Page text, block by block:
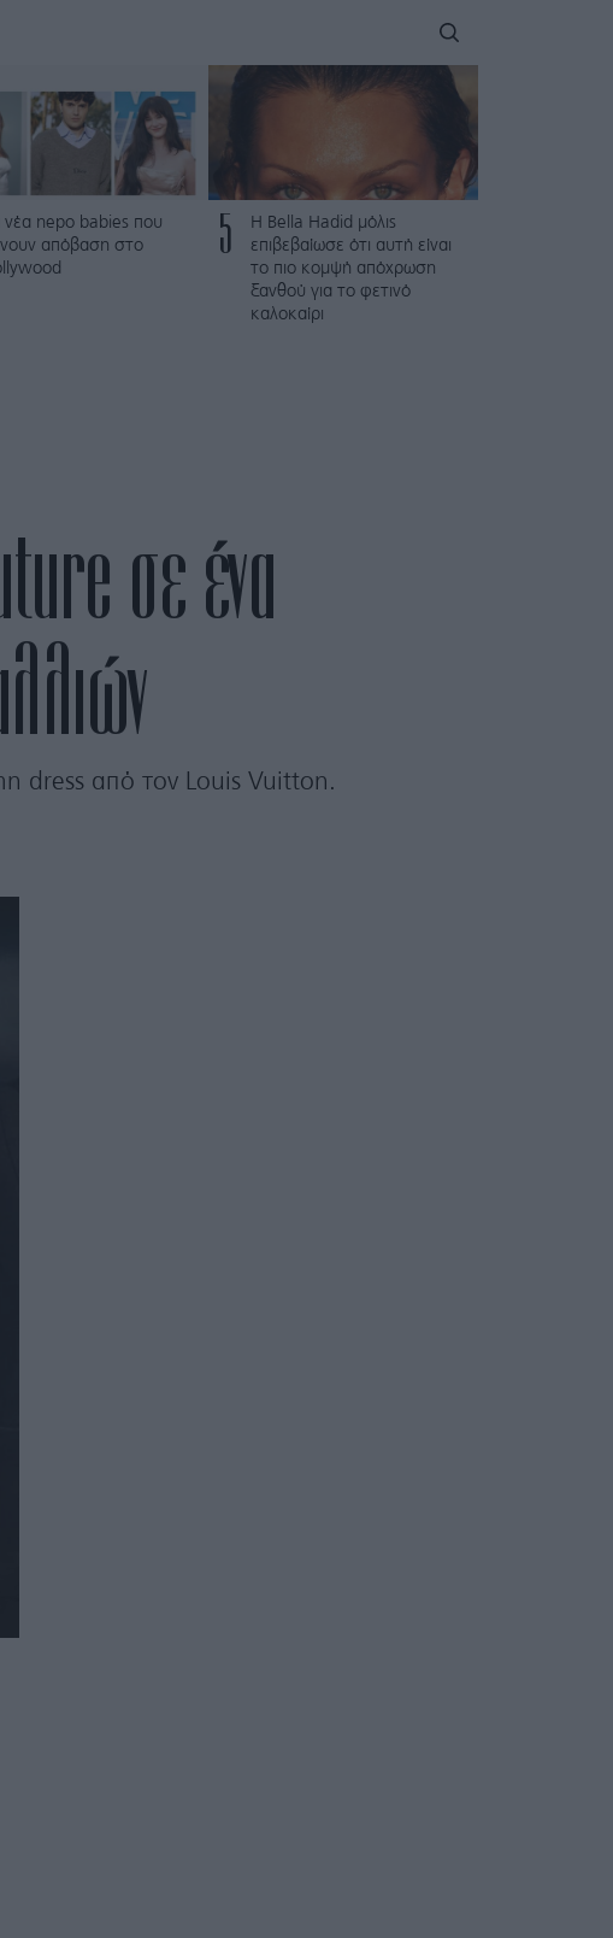
νέα nepo babies που
απόβαση στο
5
Η Bella Hadid μόλις
επιβεβαίωσε ότι αυτή είναι
το πιο κομψή απόχρωση
ξανθού για το φετινό
καλοκαίρι
σε ένα
dress από τoν Louis Vuitton.